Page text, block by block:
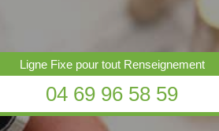
Ligne Fixe pour tout Renseignement
04 69 96 58 59